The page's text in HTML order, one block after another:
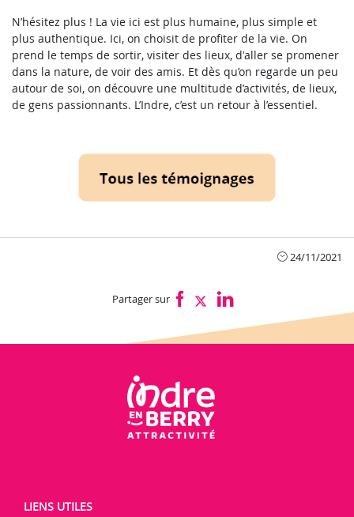
N’hésitez plus ! La vie ici est plus humaine, plus simple et
plus authentique. Ici, on choisit de profiter de la vie. On
prend le temps de sortir, visiter des lieux, d'aller se promener
dans la nature, de voir des amis. Et dès qu’on regarde un peu
autour de soi, on découvre une multitude d’activités, de lieux,
de gens passionnants. L’Indre, c’est un retour à l’essentiel.
24/11/2021
Partager sur
LIENS UTILES